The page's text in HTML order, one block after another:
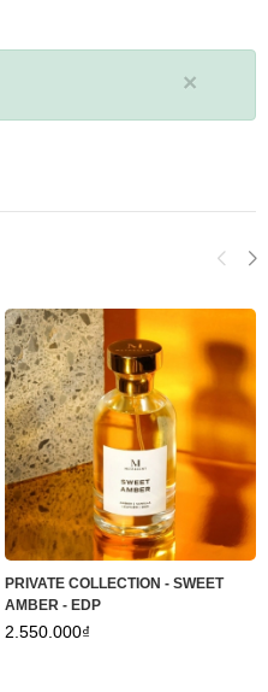
×
PRIVATE COLLECTION - SWEET
AMBER - EDP
2.550.000₫